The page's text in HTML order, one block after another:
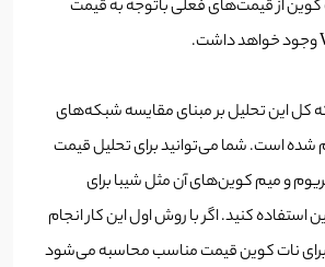
کوین از قیمت‌های فعلی باتوجه به قیمت
کل این تحلیل بر مبنای مقایسه شبکه‌های
شده است. شما می‌توانید برای تحلیل قیمت
و میم کوین‌های آن مثل شیبا برای
کنید. اگر با روش اول این کار انجام
1 سنتی برای نات کوین قیمت مناسب محاسبه می‌شود